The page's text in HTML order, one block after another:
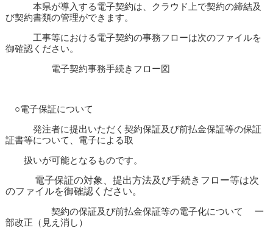
本県が導入する電子契約は、クラウド上で契約の締結及
び契約書類の管理ができます。
工事等における電子契約の事務フローは次のファイルを
御確認ください。
電子契約事務手続きフロー図
○電子保証について
発注者に提出いただく契約保証及び前払金保証等の保証
証書等について、電子による取
扱いが可能となるものです。
電子保証の対象、提出方法及び手続きフロー等は次
のファイルを御確認ください。
契約の保証及び前払金保証等の電子化について 一
部改正（見え消し）